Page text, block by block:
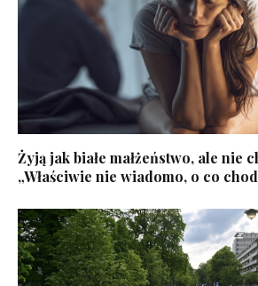
Żyją jak białe małżeństwo, ale nie
„Właściwie nie wiadomo, o co